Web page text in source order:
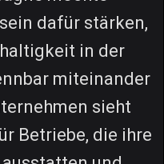
dafür stärken,
in der
miteinander
sieht
Betriebe, die ihre